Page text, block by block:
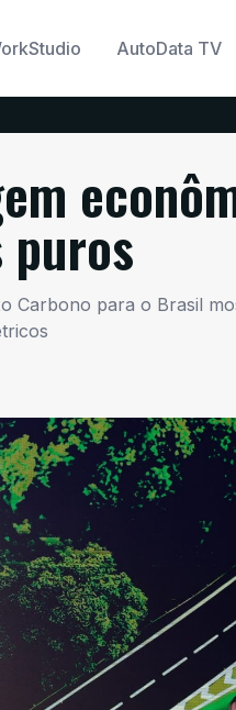
AutoData TV
Carbono para o Brasil